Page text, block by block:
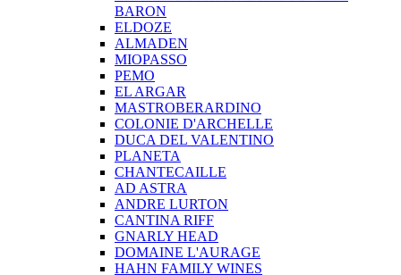
BARON
ELDOZE
ALMADEN
MIOPASSO
PEMO
EL ARGAR
MASTROBERARDINO
COLONIE D'ARCHELLE
DUCA DEL VALENTINO
PLANETA
CHANTECAILLE
AD ASTRA
ANDRE LURTON
CANTINA RIFF
GNARLY HEAD
DOMAINE L'AURAGE
HAHN FAMILY WINES